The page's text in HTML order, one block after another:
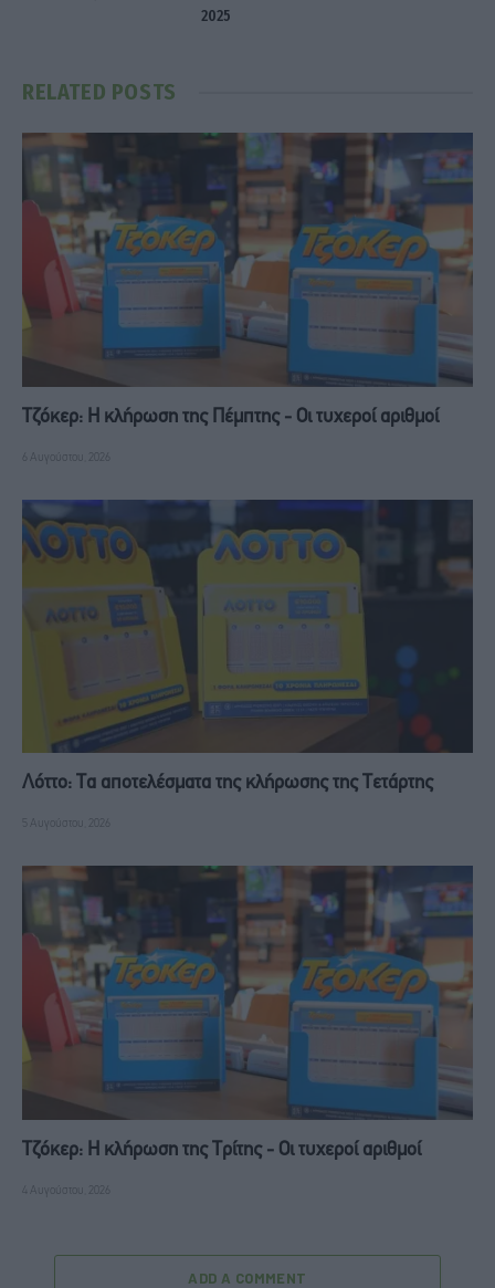
2025
RELATED POSTS
Τζόκερ: Η κλήρωση της Πέμπτης - Οι τυχεροί αριθμοί
6 Αυγούστου, 2026
Λόττο: Τα αποτελέσματα της κλήρωσης της Τετάρτης
5 Αυγούστου, 2026
Τζόκερ: Η κλήρωση της Τρίτης - Οι τυχεροί αριθμοί
4 Αυγούστου, 2026
ADD A COMMENT